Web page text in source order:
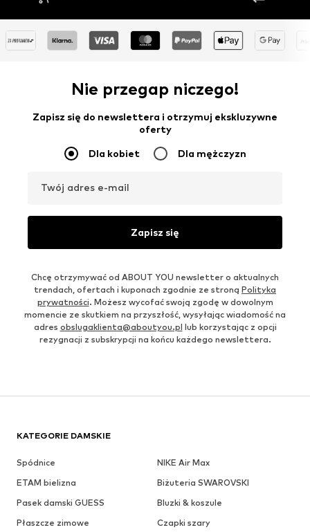
Nie przegap niczego!
Zapisz się do newslettera i otrzymuj ekskluzywne
oferty
Dla kobiet Dla mężczyzn
Twój adres e-mail
Zapisz się
Chcę otrzymywać od ABOUT YOU newsletter o aktualnych
trendach, ofertach i kuponach zgodnie ze stroną Polityka
prywatności. Możesz wycofać swoją zgodę w dowolnym
momencie ze skutkiem na przyszłość, wysyłając wiadomość na
adres obslugaklienta@aboutyou.pl lub korzystając z opcji
rezygnacji z subskrypcji na końcu każdego newslettera.
KATEGORIE DAMSKIE
Spódnice
NIKE Air Max
ETAM bielizna
Biżuteria SWAROVSKI
Pasek damski GUESS
Bluzki & koszule
Płaszcze zimowe
Czapki szary